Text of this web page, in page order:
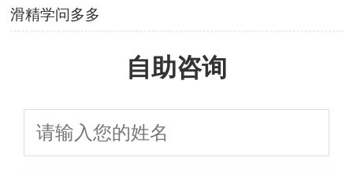
滑精学问多多
自助咨询